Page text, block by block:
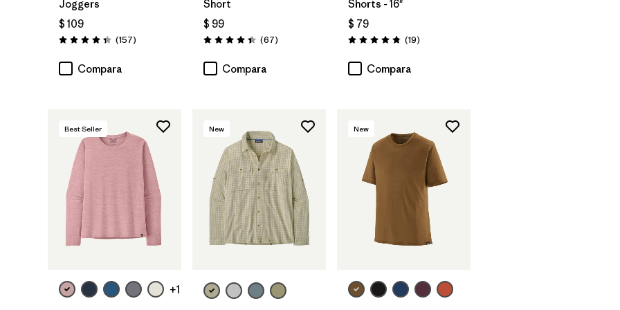
Joggers
$ 109
Valoración: 4.4 / 5
(157Comentarios
)
Compara
Short
$ 99
Valoración: 4.4 / 5
(67Comentarios
)
Compara
Shorts - 16"
$ 79
Valoración: 4.8 / 5
(19Comentarios
)
Compara
Best Seller
+1
New New